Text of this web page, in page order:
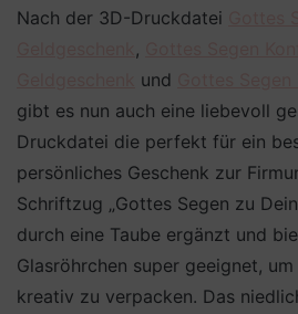
Nach der 3D-Druckdatei
,
und
gibt es nun auch eine liebevoll
Druckdatei die perfekt für ein
persönliches Geschenk zur
Schriftzug „Gottes Segen zu
durch eine Taube ergänzt und
Glasröhrchen super geeignet,
kreativ zu verpacken. Das